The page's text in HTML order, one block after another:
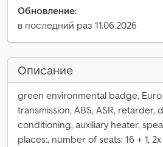
Обновление:
в последний раз 11.06.2026
Описание
green environmental badge,
transmission, ABS, ASR, retarder,
conditioning, auxiliary heater,
places:, number of seats: 16 + 1,